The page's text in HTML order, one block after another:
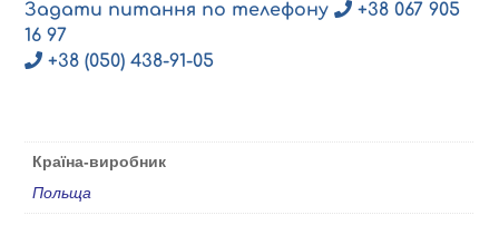
Задати питання по телефону
+38 067 905
16 97
+38 (050) 438-91-05
Країна-виробник
Польща